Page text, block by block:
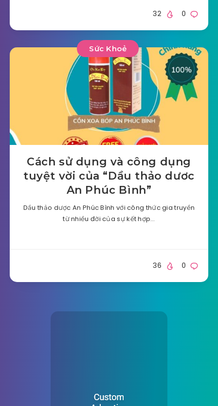
0
32
Sức Khoẻ
Cách sử dụng và công dụng
tuyệt vời của “Dầu thảo dươc
An Phúc Bình”
Dầu thảo dược An Phúc Bình với công thức gia truyền
từ nhiều đời của sự kết hợp…
0
36